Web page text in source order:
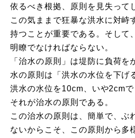
依るべき根拠、原則を見失って
この気ままで狂暴な洪水に対峙
持つことが重要である。そして
明瞭でなければならない。
「治水の原則」は堤防に負荷を
水の原則は「洪水の水位を下げ
洪水の水位を10cm、いや2cmで
それが治水の原則である。
この治水の原則は、簡単で、ぶ
ないからこそ、この原則から多